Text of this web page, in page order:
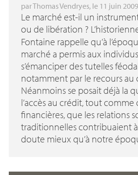
parThomas Vendryes, le 11 juin 2009
Le marché est-il un
ou de libération ?
Fontaine rappelle qu’à
marché a permis aux
s’émanciper des tutelles
notamment par le recours au
Néanmoins se posait déjà la
l’accès au crédit, tout comme
financières, que les relations
traditionnelles contribuaient
doute mieux qu’à notre